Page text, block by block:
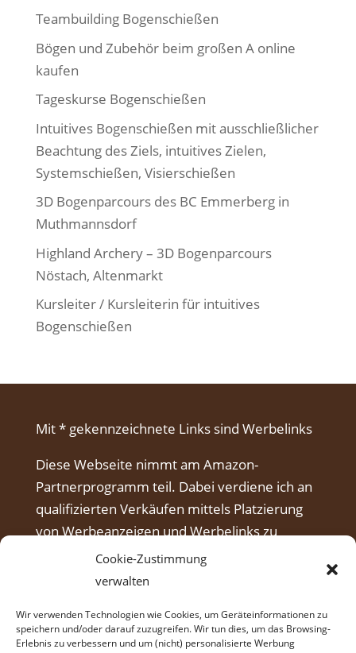
Cookie-Zustimmung
verwalten
Wir verwenden Technologien wie Cookies, um Geräteinformationen zu
speichern und/oder darauf zuzugreifen. Wir tun dies, um das Browsing-
Erlebnis zu verbessern und um (nicht) personalisierte Werbung
Teambuilding Bogenschießen
Bögen und Zubehör beim großen A online
kaufen
Tageskurse Bogenschießen
Intuitives Bogenschießen mit ausschließlicher
Beachtung des Ziels, intuitives Zielen,
Systemschießen, Visierschießen
3D Bogenparcours des BC Emmerberg in
Muthmannsdorf
Highland Archery – 3D Bogenparcours
Nöstach, Altenmarkt
Kursleiter / Kursleiterin für intuitives
Bogenschießen
Mit * gekennzeichnete Links sind Werbelinks
Diese Webseite nimmt am Amazon-
Partnerprogramm teil. Dabei verdiene ich an
qualifizierten Verkäufen mittels Platzierung
von Werbeanzeigen und Werbelinks zu